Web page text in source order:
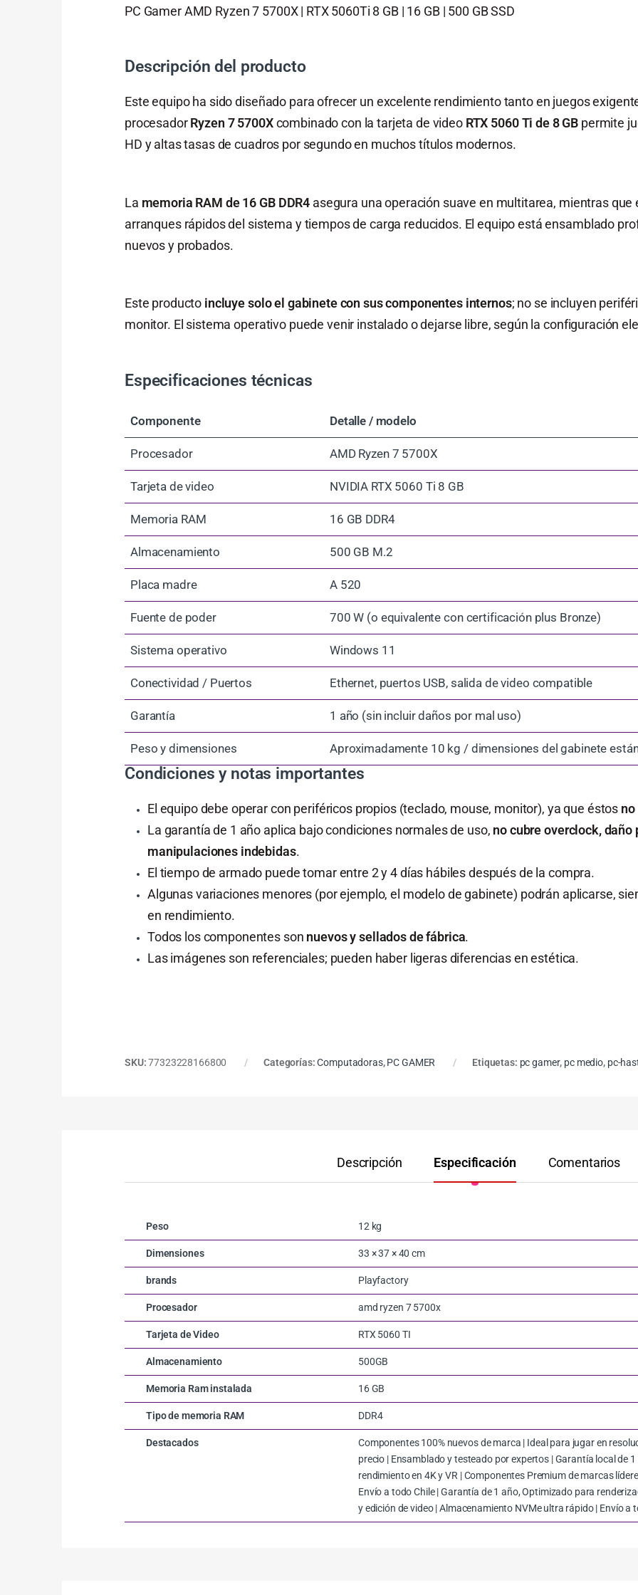
PC Gamer AMD Ryzen 7 5700X | RTX 5060Ti 8 GB | 16 GB | 500 GB SSD
Descripción del producto
Este equipo ha sido diseñado para ofrecer un excelente rendimiento tanto en juegos
procesadorRyzen 7 5700Xcombinado con la tarjeta de video RTX 5060 Ti de 8 GB permite
HD y altas tasas de cuadros por segundo en muchos títulos modernos.
La memoria RAM de 16 GB DDR4 asegura una operación suave en multitarea, mientras que
arranques rápidos del sistema y tiempos de carga reducidos. El equipo está ensamblado
nuevos y probados.
Este producto incluye solo el gabinete con sus componentes internos; no se incluyen
monitor. El sistema operativo puede venir instalado o dejarse libre, según la configuración
Especificaciones técnicas
Componente Detalle / modelo
Procesador AMD Ryzen 7 5700X
Tarjeta de video NVIDIA RTX 5060 Ti 8 GB
Memoria RAM 16 GB DDR4
Almacenamiento 500 GB M.2
Placa madre A 520
Fuente de poder 700 W (o equivalente con certificación plus Bronze)
Sistema operativo Windows 11
Conectividad / Puertos Ethernet, puertos USB, salida de video compatible
Garantía 1 año (sin incluir daños por mal uso)
Peso y dimensiones Aproximadamente 10 kg / dimensiones del gabinete
Condiciones y notas importantes
El equipo debe operar con periféricos propios (teclado, mouse, monitor), ya que éstos
La garantía de 1 año aplica bajo condiciones normales de uso, no cubre overclock,
manipulaciones indebidas.
El tiempo de armado puede tomar entre 2 y 4 días hábiles después de la compra.
Algunas variaciones menores (por ejemplo, el modelo de gabinete) podrán aplicarse,
en rendimiento.
Todos los componentes son nuevos y sellados de fábrica.
Las imágenes son referenciales; pueden haber ligeras diferencias en estética.
SKU:77323228166800 Categorías:Computadoras,PC GAMER Etiquetas: pc gamer, pc medio, pc-
Descripción Especificación Comentarios
Peso 12 kg
Dimensiones 33 × 37 × 40 cm
brands Playfactory
Procesador amd ryzen 7 5700x
Tarjeta de Video RTX 5060 TI
Almacenamiento 500GB
Memoria Ram instalada 16 GB
Tipo de memoria RAM DDR4
Destacados
Componentes 100% nuevos de marca | Ideal para jugar en
precio | Ensamblado y testeado por expertos | Garantía local de
rendimiento en 4K y VR | Componentes Premium de marcas
Envío a todo Chile | Garantía de 1 año, Optimizado para
y edición de video | Almacenamiento NVMe ultra rápido | Envío a